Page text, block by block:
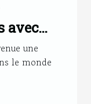
avec
une
le monde